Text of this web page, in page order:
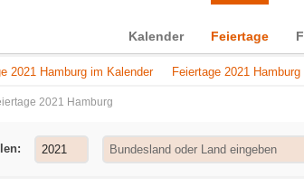
Kalender Feiertage
2021 Hamburg im Kalender Feiertage 2021
2021 Hamburg